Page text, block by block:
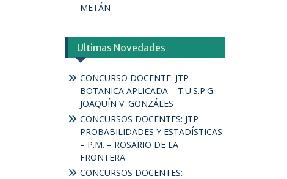
METÁN
Ultimas Novedades
CONCURSO DOCENTE: JTP –
BOTANICA APLICADA – T.U.S.P.G. –
JOAQUÍN V. GONZÁLES
CONCURSOS DOCENTES: JTP –
PROBABILIDADES Y ESTADÍSTICAS
– P.M. – ROSARIO DE LA
FRONTERA
CONCURSOS DOCENTES: